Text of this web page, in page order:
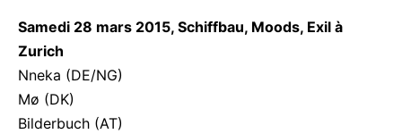
Samedi 28 mars 2015, Schiffbau, Moods, Exil à
Zurich
Nneka (DE/NG)
Mø (DK)
Bilderbuch (AT)